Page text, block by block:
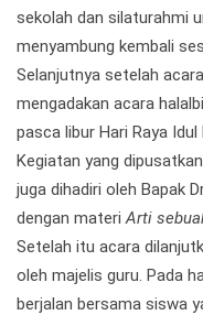
sekolah dan silaturahmi
menyambung kembali
Selanjutnya setelah
mengadakan acara
pasca libur Hari Raya
Kegiatan yang
juga dihadiri oleh Bapak
dengan materiArti
Setelah itu acara
oleh majelis guru. Pada
berjalan bersama siswa